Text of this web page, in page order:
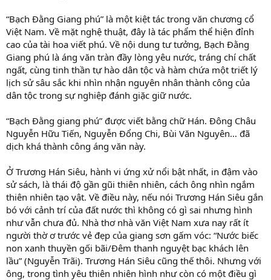
“Bạch Đằng Giang phú” là một kiệt tác trong văn chương cổ
Việt Nam. Về mặt nghệ thuật, đây là tác phẩm thể hiện đỉnh
cao của tài hoa viết phú. Về nội dung tư tưởng, Bạch Đằng
Giang phú là áng văn tràn đầy lòng yêu nước, tráng chí chất
ngất, cùng tinh thần tự hào dân tộc và hàm chứa một triết lý
lịch sử sâu sắc khi nhìn nhận nguyên nhân thành công của
dân tộc trong sự nghiệp đánh giặc giữ nước.
“Bạch Đằng giang phú” được viết bằng chữ Hán. Đông Châu
Nguyễn Hữu Tiến, Nguyễn Đổng Chi, Bùi Văn Nguyên… đã
dịch khá thành công áng văn này.
Ở Trương Hán Siêu, hành vi ứng xử nổi bật nhất, in đậm vào
sử sách, là thái độ gần gũi thiên nhiên, cách ông nhìn ngắm
thiên nhiên tạo vật. Về điều này, nếu nói Trương Hán Siêu gắn
bó với cảnh trí của đất nước thì không có gì sai nhưng hình
như vẫn chưa đủ. Nhà thơ nhà văn Việt Nam xưa nay rất ít
người thờ ơ trước vẻ đẹp của giang sơn gấm vóc: “Nước biếc
non xanh thuyền gối bãi/Đêm thanh nguyệt bạc khách lên
lầu” (Nguyễn Trãi). Trương Hán Siêu cũng thế thôi. Nhưng với
ông, trong tình yêu thiên nhiên hình như còn có một điều gì